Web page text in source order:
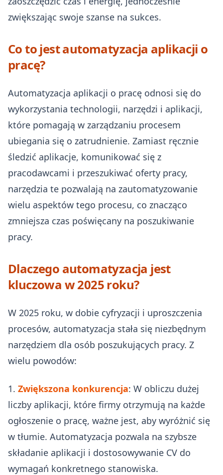
zwiększając swoje szanse na sukces.
Co to jest automatyzacja aplikacji o
pracę?
Automatyzacja aplikacji o pracę odnosi się do
wykorzystania technologii, narzędzi i aplikacji,
które pomagają w zarządzaniu procesem
ubiegania się o zatrudnienie. Zamiast ręcznie
śledzić aplikacje, komunikować się z
pracodawcami i przeszukiwać oferty pracy,
narzędzia te pozwalają na zautomatyzowanie
wielu aspektów tego procesu, co znacząco
zmniejsza czas poświęcany na poszukiwanie
pracy.
Dlaczego automatyzacja jest
kluczowa w 2025 roku?
W 2025 roku, w dobie cyfryzacji i uproszczenia
procesów, automatyzacja stała się niezbędnym
narzędziem dla osób poszukujących pracy. Z
wielu powodów:
1. Zwiększona konkurencja: W obliczu dużej
liczby aplikacji, które firmy otrzymują na każde
ogłoszenie o pracę, ważne jest, aby wyróżnić się
w tłumie. Automatyzacja pozwala na szybsze
składanie aplikacji i dostosowywanie CV do
wymagań konkretnego stanowiska.